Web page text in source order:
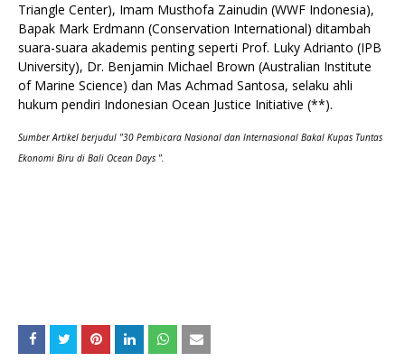
Triangle Center), Imam Musthofa Zainudin (WWF Indonesia),
Bapak Mark Erdmann (Conservation International) ditambah
suara-suara akademis penting seperti Prof. Luky Adrianto (IPB
University), Dr. Benjamin Michael Brown (Australian Institute
of Marine Science) dan Mas Achmad Santosa, selaku ahli
hukum pendiri Indonesian Ocean Justice Initiative (**).
Sumber Artikel berjudul "30 Pembicara Nasional dan Internasional Bakal Kupas Tuntas
Ekonomi Biru di Bali Ocean Days ".